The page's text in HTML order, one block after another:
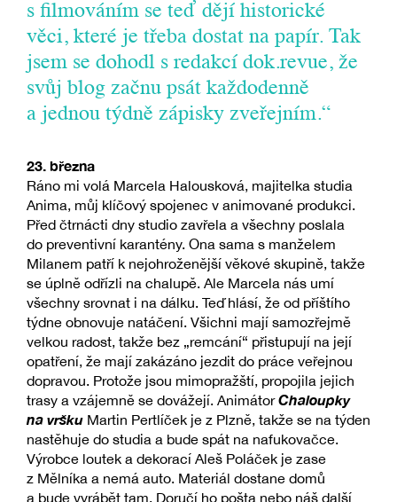
s filmováním se teď dějí historické
věci, které je třeba dostat na papír. Tak
jsem se dohodl s redakcí dok.revue, že
svůj blog začnu psát každodenně
a jednou týdně zápisky zveřejním.“
23. března
Ráno mi volá Marcela Halousková, majitelka studia
Anima, můj klíčový spojenec v animované produkci.
Před čtrnácti dny studio zavřela a všechny poslala
do preventivní karantény. Ona sama s manželem
Milanem patří k nejohroženější věkové skupině, takže
se úplně odřízli na chalupě. Ale Marcela nás umí
všechny srovnat i na dálku. Teď hlásí, že od příštího
týdne obnovuje natáčení. Všichni mají samozřejmě
velkou radost, takže bez „remcání“ přistupují na její
opatření, že mají zakázáno jezdit do práce veřejnou
dopravou. Protože jsou mimopražští, propojila jejich
trasy a vzájemně se dovážejí. AnimátorChaloupky
na vršku Martin Pertlíček je z Plzně, takže se na týden
nastěhuje do studia a bude spát na nafukovačce.
Výrobce loutek a dekorací Aleš Poláček je zase
z Mělníka a nemá auto. Materiál dostane domů
a bude vyrábět tam. Doručí ho pošta nebo náš další